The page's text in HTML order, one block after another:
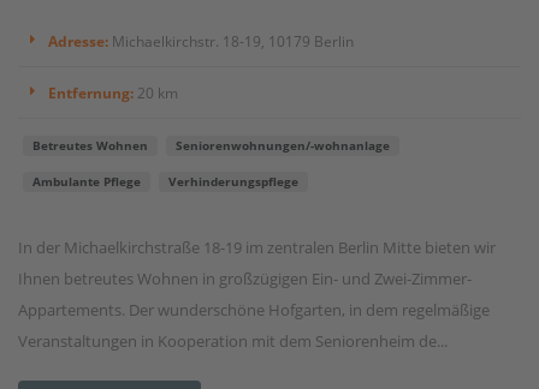
Adresse: Michaelkirchstr. 18-19, 10179 Berlin
Entfernung: 20 km
Betreutes Wohnen Seniorenwohnungen/-wohnanlage
Ambulante Pflege Verhinderungspflege
In der Michaelkirchstraße 18-19 im zentralen Berlin Mitte bieten wir
Ihnen betreutes Wohnen in großzügigen Ein- und Zwei-Zimmer-
Appartements. Der wunderschöne Hofgarten, in dem regelmäßige
Veranstaltungen in Kooperation mit dem Seniorenheim de...